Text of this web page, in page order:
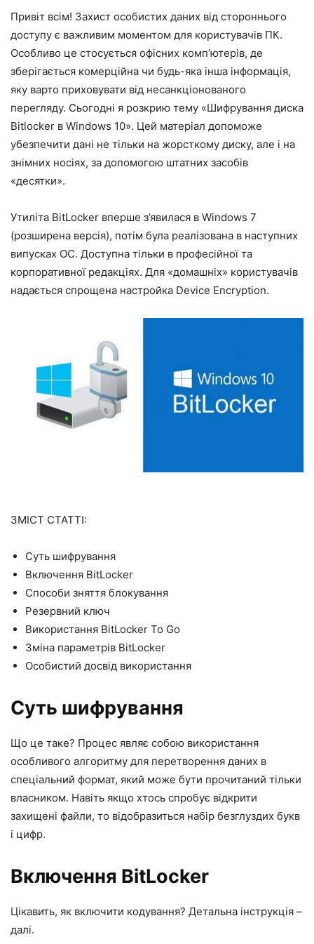
Привіт всім! Захист особистих даних від стороннього
доступу є важливим моментом для користувачів ПК.
Особливо це стосується офісних комп’ютерів, де
зберігається комерційна чи будь-яка інша інформація,
яку варто приховувати від несанкціонованого
перегляду. Сьогодні я розкрию тему «Шифрування диска
Bitlocker в Windows 10». Цей матеріал допоможе
убезпечити дані не тільки на жорсткому диску, але і на
знімних носіях, за допомогою штатних засобів
«десятки».
Утиліта BitLocker вперше з’явилася в Windows 7
(розширена версія), потім була реалізована в наступних
випусках ОС. Доступна тільки в професійної та
корпоративної редакціях. Для «домашніх» користувачів
надається спрощена настройка Device Encryption.
ЗМІСТ СТАТТІ:
Суть шифрування
Включення BitLocker
Способи зняття блокування
Резервний ключ
Використання BitLocker To Go
Зміна параметрів BitLocker
Особистий досвід використання
Суть шифрування
Що це таке? Процес являє собою використання
особливого алгоритму для перетворення даних в
спеціальний формат, який може бути прочитаний тільки
власником. Навіть якщо хтось спробує відкрити
захищені файли, то відобразиться набір безглуздих букв
і цифр.
Включення BitLocker
Цікавить, як включити кодування? Детальна інструкція –
далі.